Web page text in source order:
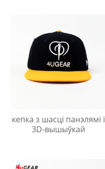
кепка з шасці панэлямі і
3D-вышыўкай